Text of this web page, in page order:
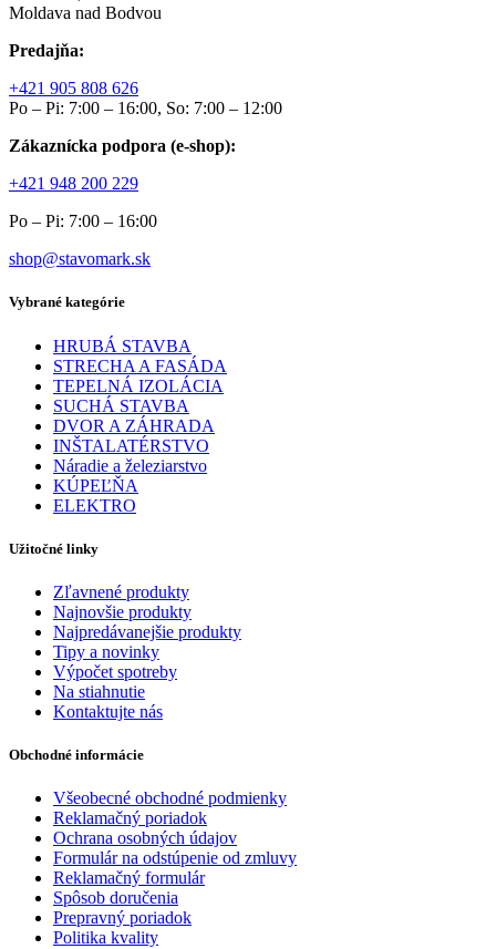
Moldava nad Bodvou
Predajňa:
+421 905 808 626
Po – Pi: 7:00 – 16:00, So: 7:00 – 12:00
Zákaznícka podpora (e-shop):
+421 948 200 229
Po – Pi: 7:00 – 16:00
shop@stavomark.sk
Vybrané kategórie
HRUBÁ STAVBA
STRECHA A FASÁDA
TEPELNÁ IZOLÁCIA
SUCHÁ STAVBA
DVOR A ZÁHRADA
INŠTALATÉRSTVO
Náradie a železiarstvo
KÚPEĽŇA
ELEKTRO
Užitočné linky
Zľavnené produkty
Najnovšie produkty
Najpredávanejšie produkty
Tipy a novinky
Výpočet spotreby
Na stiahnutie
Kontaktujte nás
Obchodné informácie
Všeobecné obchodné podmienky
Reklamačný poriadok
Ochrana osobných údajov
Formulár na odstúpenie od zmluvy
Reklamačný formulár
Spôsob doručenia
Prepravný poriadok
Politika kvality